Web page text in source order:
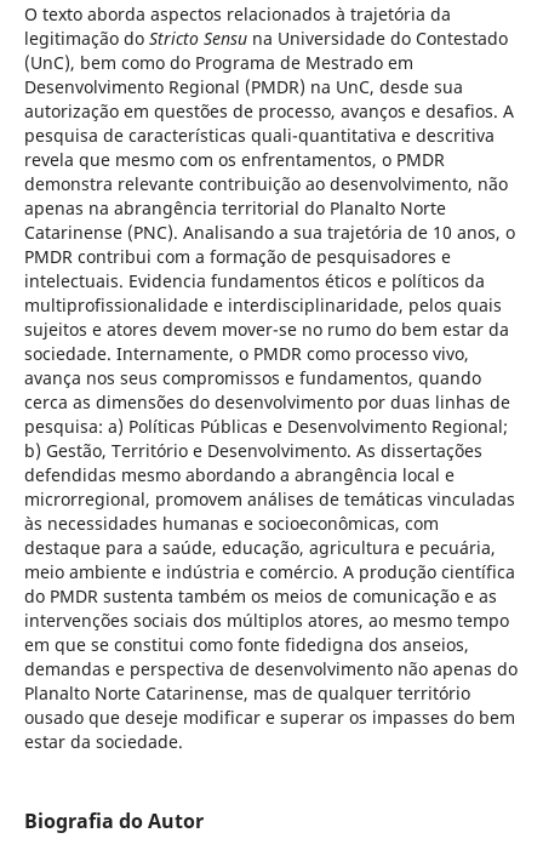
O texto aborda aspectos relacionados à trajetória da
legitimação do Stricto Sensuna Universidade do Contestado
(UnC), bem como do Programa de Mestrado em
Desenvolvimento Regional (PMDR) na UnC, desde sua
autorização em questões de processo, avanços e desafios. A
pesquisa de características quali-quantitativa e descritiva
revela que mesmo com os enfrentamentos, o PMDR
demonstra relevante contribuição ao desenvolvimento, não
apenas na abrangência territorial do Planalto Norte
Catarinense (PNC). Analisando a sua trajetória de 10 anos, o
PMDR contribui com a formação de pesquisadores e
intelectuais. Evidencia fundamentos éticos e políticos da
multiprofissionalidade e interdisciplinaridade, pelos quais
sujeitos e atores devem mover-se no rumo do bem estar da
sociedade. Internamente, o PMDR como processo vivo,
avança nos seus compromissos e fundamentos, quando
cerca as dimensões do desenvolvimento por duas linhas de
pesquisa: a) Políticas Públicas e Desenvolvimento Regional;
b) Gestão, Território e Desenvolvimento. As dissertações
defendidas mesmo abordando a abrangência local e
microrregional, promovem análises de temáticas vinculadas
às necessidades humanas e socioeconômicas, com
destaque para a saúde, educação, agricultura e pecuária,
meio ambiente e indústria e comércio. A produção científica
do PMDR sustenta também os meios de comunicação e as
intervenções sociais dos múltiplos atores, ao mesmo tempo
em que se constitui como fonte fidedigna dos anseios,
demandas e perspectiva de desenvolvimento não apenas do
Planalto Norte Catarinense, mas de qualquer território
ousado que deseje modificar e superar os impasses do bem
estar da sociedade.
Biografia do Autor